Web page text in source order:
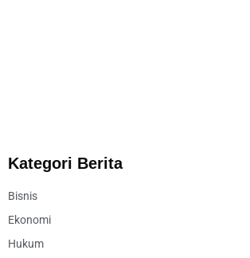
Kategori Berita
Bisnis
Ekonomi
Hukum